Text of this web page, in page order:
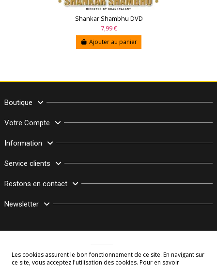
Shankar Shambhu DVD
7,99 €
Ajouter au panier
Boutique
Votre Compte
Information
Service clients
Restons en contact
Newsletter
Les cookies assurent le bon fonctionnement de ce site. En navigant sur
ce site, vous acceptez l'utilisation des cookies. Pour en savoir